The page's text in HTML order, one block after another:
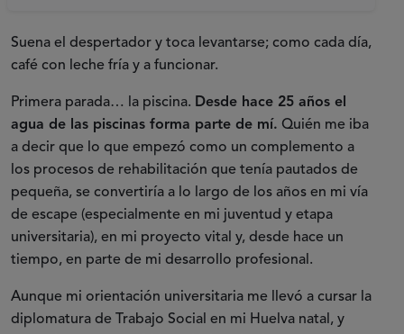
Suena el despertador y toca levantarse; como cada día,
café con leche fría y a funcionar.
Primera parada… la piscina. Desde hace 25 años el
agua de las piscinas forma parte de mí. Quién me iba
a decir que lo que empezó como un complemento a
los procesos de rehabilitación que tenía pautados de
pequeña, se convertiría a lo largo de los años en mi vía
de escape (especialmente en mi juventud y etapa
universitaria), en mi proyecto vital y, desde hace un
tiempo, en parte de mi desarrollo profesional.
Aunque mi orientación universitaria me llevó a cursar la
diplomatura de Trabajo Social en mi Huelva natal, y